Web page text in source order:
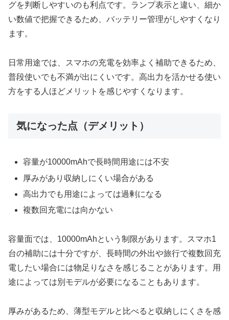
グを判断しやすいのも利点です。ランプ表示と違い、細か
い数値で把握できるため、バッテリー管理がしやすくなり
ます。
日常用途では、スマホの充電を効率よく補助できるため、
普段使いでも不満が出にくいです。高出力を活かせる使い
方をする人ほどメリットを感じやすくなります。
気になった点（デメリット）
容量が10000mAhで長時間用途には不安
厚みがあり収納しにくい場合がある
高出力でも用途によっては過剰になる
複数回充電には向かない
容量面では、10000mAhという制限があります。スマホ1
台の補助には十分ですが、長時間の外出や旅行で複数回充
電したい場合には物足りなさを感じることがあります。用
途によっては別モデルが必要になることもあります。
厚みがあるため、薄型モデルと比べると収納しにくさを感